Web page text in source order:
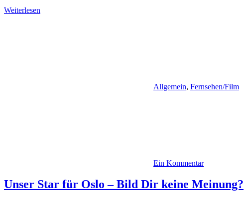
Weiterlesen
Allgemein, Fernsehen/Film
Ein Kommentar
Unser Star für Oslo – Bild Dir keine Meinung?